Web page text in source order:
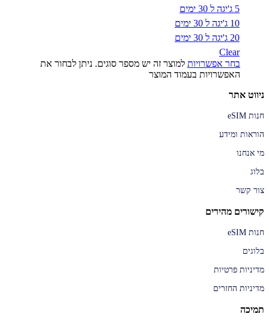
5 ג'יגה ל 30 ימים
10 ג'יגה ל 30 ימים
20 ג'יגה ל 30 ימים
Clear
בחר אפשרויות למוצר זה יש מספר סוגים. ניתן לבחור את
האפשרויות בעמוד המוצר
ניווט אתר
חנות eSIM
הוראות ומידע
מי אנחנו
בלוג
צור קשר
קישורים מהירים
חנות eSIM
בלוגים
מדיניות פרטיות
מדיניות החזרים
תמיכה